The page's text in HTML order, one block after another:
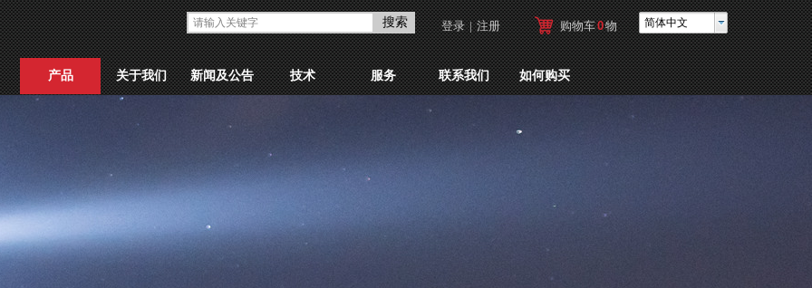
产品 关于我们 新闻及公告 技术 服务 联系我们 如何购买
简体中文
搜索 购物车0物
品
登录 | 注册